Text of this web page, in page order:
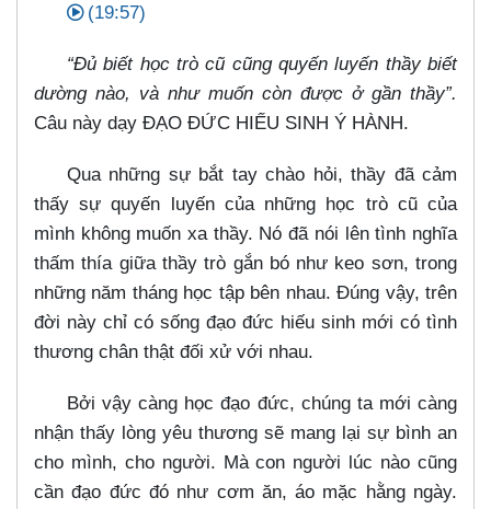
(19:57)
“Đủ biết học trò cũ cũng quyến luyến thầy biết
dường nào, và như muốn còn được ở gần thầy”.
Câu này dạy ĐẠO ĐỨC HIẾU SINH Ý HÀNH.
Qua những sự bắt tay chào hỏi, thầy đã cảm
thấy sự quyến luyến của những học trò cũ của
mình không muốn xa thầy. Nó đã nói lên tình nghĩa
thấm thía giữa thầy trò gắn bó như keo sơn, trong
những năm tháng học tập bên nhau. Đúng vậy, trên
đời này chỉ có sống đạo đức hiếu sinh mới có tình
thương chân thật đối xử với nhau.
Bởi vậy càng học đạo đức, chúng ta mới càng
nhận thấy lòng yêu thương sẽ mang lại sự bình an
cho mình, cho người. Mà con người lúc nào cũng
cần đạo đức đó như cơm ăn, áo mặc hằng ngày.